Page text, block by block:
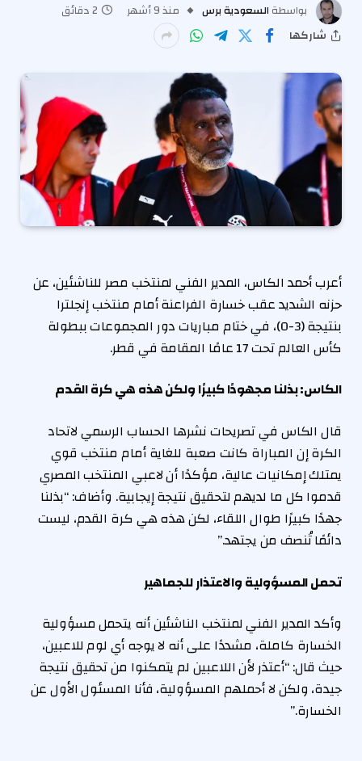
بواسطة السعودية برس منذ 9 أشهر
2 دقائق
شاركها
أعرب أحمد الكاس، المدير الفني لمنتخب مصر للناشئين، عن
حزنه الشديد عقب خسارة الفراعنة أمام منتخب إنجلترا
بنتيجة (3-0)، في ختام مباريات دور المجموعات ببطولة
كأس العالم تحت 17 عامًا المقامة في قطر.
الكاس: بذلنا مجهودًا كبيرًا ولكن هذه هي كرة القدم
قال الكاس في تصريحات نشرها الحساب الرسمي لاتحاد
الكرة إن المباراة كانت صعبة للغاية أمام منتخب قوي
يمتلك إمكانيات عالية، مؤكدًا أن لاعبي المنتخب المصري
قدموا كل ما لديهم لتحقيق نتيجة إيجابية. وأضاف: “بذلنا
جهدًا كبيرًا طوال اللقاء، لكن هذه هي كرة القدم، ليست
دائمًا تُنصف من يجتهد.”
تحمل المسؤولية والاعتذار للجماهير
وأكد المدير الفني لمنتخب الناشئين أنه يتحمل مسؤولية
الخسارة كاملة، مشددًا على أنه لا يوجه أي لوم للاعبين،
حيث قال: “أعتذر لأن اللاعبين لم يتمكنوا من تحقيق نتيجة
جيدة، ولكن لا أحملهم المسؤولية، فأنا المسئول الأول عن
الخسارة.”